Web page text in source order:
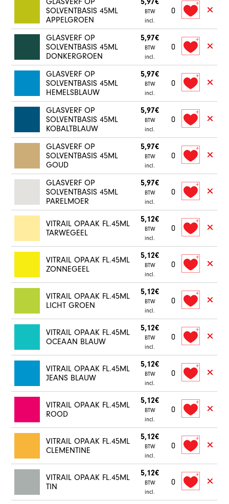
SOLVENTBASIS 45ML
APPELGROEN
BTW
incl.
0
GLASVERF OP
SOLVENTBASIS 45ML
DONKERGROEN
5,97€
BTW
incl.
0
GLASVERF OP
SOLVENTBASIS 45ML
HEMELSBLAUW
5,97€
BTW
incl.
0
GLASVERF OP
SOLVENTBASIS 45ML
KOBALTBLAUW
5,97€
BTW
incl.
0
GLASVERF OP
SOLVENTBASIS 45ML
GOUD
5,97€
BTW
incl.
0
GLASVERF OP
SOLVENTBASIS 45ML
PARELMOER
5,97€
BTW
incl.
0
VITRAIL OPAAK FL.45ML
TARWEGEEL
5,12€
BTW
incl.
0
VITRAIL OPAAK FL.45ML
ZONNEGEEL
5,12€
BTW
incl.
0
VITRAIL OPAAK FL.45ML
LICHT GROEN
5,12€
BTW
incl.
0
VITRAIL OPAAK FL.45ML
OCEAAN BLAUW
5,12€
BTW
incl.
0
VITRAIL OPAAK FL.45ML
JEANS BLAUW
5,12€
BTW
incl.
0
VITRAIL OPAAK FL.45ML
ROOD
5,12€
BTW
incl.
0
VITRAIL OPAAK FL.45ML
CLEMENTINE
5,12€
BTW
incl.
0
VITRAIL OPAAK FL.45ML
TIN
5,12€
BTW
incl.
0